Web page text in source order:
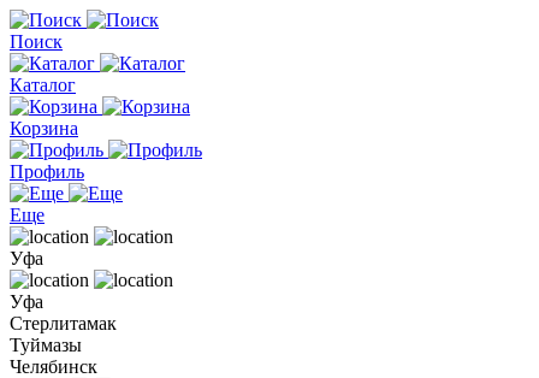
Поиск
Каталог
Корзина
Профиль
Еще
Уфа
Уфа
Стерлитамак
Туймазы
Челябинск